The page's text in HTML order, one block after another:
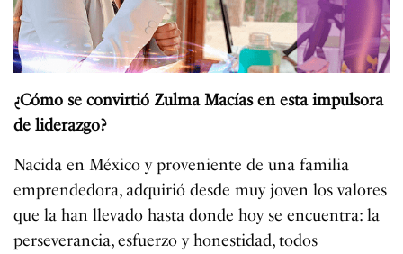
¿Cómo se convirtió Zulma Macías en esta impulsora
de liderazgo?
Nacida en México y proveniente de una familia
emprendedora, adquirió desde muy joven los valores
que la han llevado hasta donde hoy se encuentra: la
perseverancia, esfuerzo y honestidad, todos